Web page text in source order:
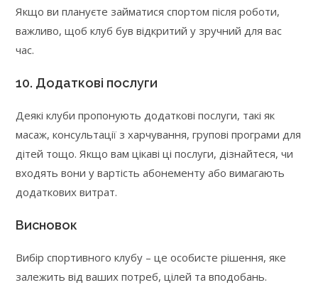
Якщо ви плануєте займатися спортом після роботи,
важливо, щоб клуб був відкритий у зручний для вас
час.
10. Додаткові послуги
Деякі клуби пропонують додаткові послуги, такі як
масаж, консультації з харчування, групові програми для
дітей тощо. Якщо вам цікаві ці послуги, дізнайтеся, чи
входять вони у вартість абонементу або вимагають
додаткових витрат.
Висновок
Вибір спортивного клубу – це особисте рішення, яке
залежить від ваших потреб, цілей та вподобань.